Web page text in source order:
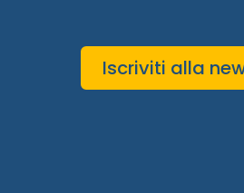
Iscriviti alla